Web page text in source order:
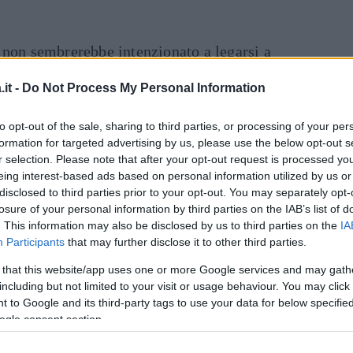
- Do Not Process My Personal Information
opt-out of the sale, sharing to third parties, or processing of your
for targeted advertising by us, please use the below opt-out
selection. Please note that after your opt-out request is processed
interest-based ads based on personal information utilized by us
to third parties prior to your opt-out. You may separately
of your personal information by third parties on the IAB’s list of
This information may also be disclosed by us to third parties on the
Participants that may further disclose it to other third parties.
that this website/app uses one or more Google services and may
but not limited to your visit or usage behaviour. You may
to Google and its third-party tags to use your data for below
consent section.
sembrerebbe intenzionato a legarsi a
relazione con la madre di sua figlia,
ha infatti spiegato di voler passare più
soltanto di Luna Marì:
Io ho la mia topolina. Fuori mi vedo in
mia figlia e un’altra donna. Poi magari
con la bambina e basta. Mi immagino
bimba, poi ci sono i miei amici e stop. Mi
che cammina e non mi serve altro.
ha ammesso di essere molto dispiaciuto
creare una famiglia unita.